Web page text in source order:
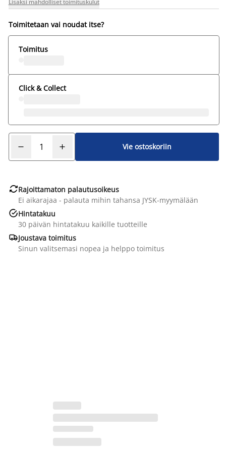
Toimitetaan vai noudat itse?
Toimitus
Click & Collect
Vie ostoskoriin
Rajoittamaton palautusoikeus
Ei aikarajaa - palauta mihin tahansa JYSK-myymälään
Hintatakuu
30 päivän hintatakuu kaikille tuotteille
Joustava toimitus
Sinun valitsemasi nopea ja helppo toimitus